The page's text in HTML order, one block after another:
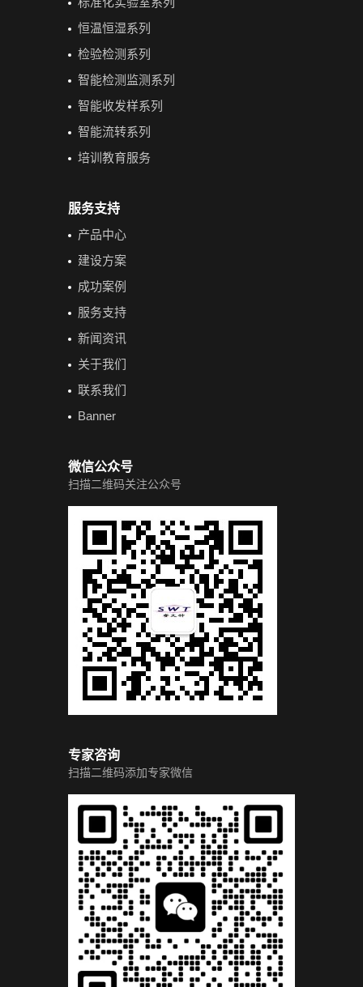
恒温恒湿系列
检验检测系列
智能检测监测系列
智能收发样系列
智能流转系列
培训教育服务
服务支持
产品中心
建设方案
成功案例
服务支持
新闻资讯
关于我们
联系我们
Banner
微信公众号
扫描二维码关注公众号
专家咨询
扫描二维码添加专家微信